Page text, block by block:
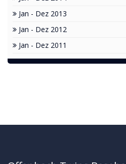
Jan - Dez 2013
Jan - Dez 2012
Jan - Dez 2011